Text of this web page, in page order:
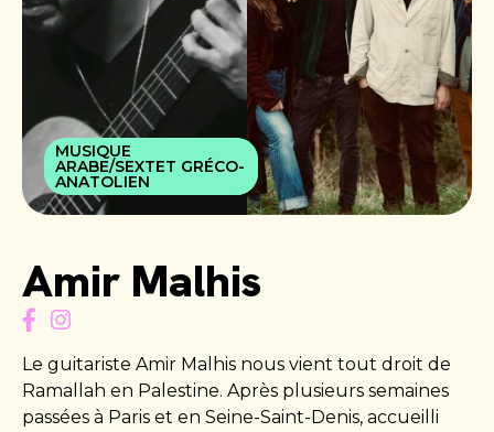
MUSIQUE
ARABE/SEXTET GRÉCO-
ANATOLIEN
MUSIQUE
ARABE/SEXTET GRÉCO-
ANATOLIEN
Amir Malhis
Le guitariste Amir Malhis nous vient tout droit de
Ramallah en Palestine. Après plusieurs semaines
passées à Paris et en Seine-Saint-Denis, accueilli